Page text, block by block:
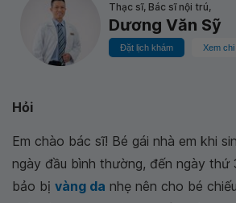
Thạc sĩ, Bác sĩ nội trú,
Dương Văn Sỹ
Đặt lịch khám Xem chi
Hỏi
Em chào bác sĩ! Bé gái nhà em khi
ngày đầu bình thường, đến ngày thứ
bảo bị vàng da nhẹ nên cho bé